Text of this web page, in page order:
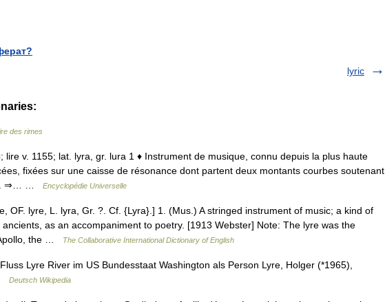
lyric
des rimes
lire v. 1155; lat. lyra, gr. lura 1 ♦ Instrument de musique, connu depuis la plus haute
fixées sur une caisse de résonance dont partent deux montants courbes soutenant
⇒… …
Encyclopédie Universelle
OF. lyre, L. lyra, Gr. ?. Cf. {Lyra}.] 1. (Mus.) A stringed instrument of music; a kind of
as an accompaniment to poetry. [1913 Webster] Note: The lyre was the
the …
The Collaborative International Dictionary of English
Lyre River im US Bundesstaat Washington als Person Lyre, Holger (*1965),
Deutsch Wikipedia